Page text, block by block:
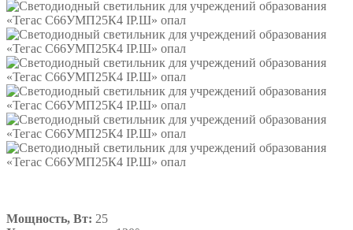
Мощность, Вт: 25